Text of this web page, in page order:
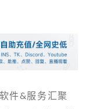
件&服务汇聚